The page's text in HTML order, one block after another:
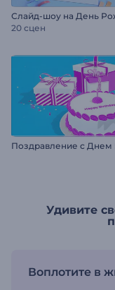
20 сцен
Удивите
Воплотите в